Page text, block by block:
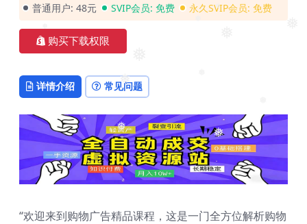
❅
❅
❅
❅
❅
❅
普通用户: 48元 SVIP会员: 免费 永久SVIP会员: 免费
购买下载权限
详情介绍 常见问题
“欢迎来到购物广告精品课程，这是一门全方位解析购物